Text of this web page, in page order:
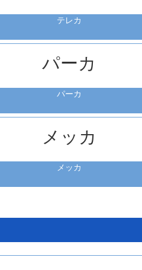
テレカ
パーカ
パーカ
メッカ
メッカ